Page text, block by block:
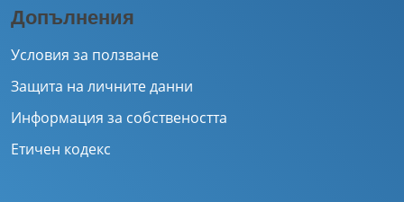
Допълнения
Условия за ползване
Защита на личните данни
Информация за собствеността
Етичен кодекс